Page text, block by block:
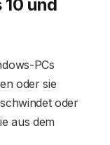
und
PCs
oder sie
oder
aus dem